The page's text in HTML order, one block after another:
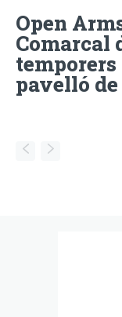
Open
Comarcal
pavelló de